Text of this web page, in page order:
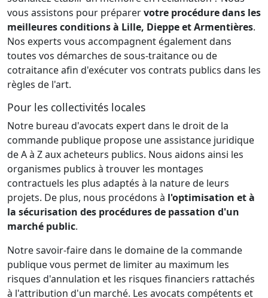
vous assistons pour préparervotre procédure dans les
meilleures conditions à Lille, Dieppe et Armentières.
Nos experts vous accompagnent également dans
toutes vos démarches de sous-traitance ou de
cotraitance afin d'exécuter vos contrats publics dans les
règles de l'art.
Pour les collectivités locales
Notre bureau d'avocats expert dans le droit de la
commande publique propose une assistance juridique
de A à Z aux acheteurs publics. Nous aidons ainsi les
organismes publics à trouver les montages
contractuels les plus adaptés à la nature de leurs
projets. De plus, nous procédons à l'optimisation et à
la sécurisation des procédures de passation d'un
marché public.
Notre savoir-faire dans le domaine de la commande
publique vous permet de limiter au maximum les
risques d'annulation et les risques financiers rattachés
à l'attribution d'un marché. Les avocats compétents et